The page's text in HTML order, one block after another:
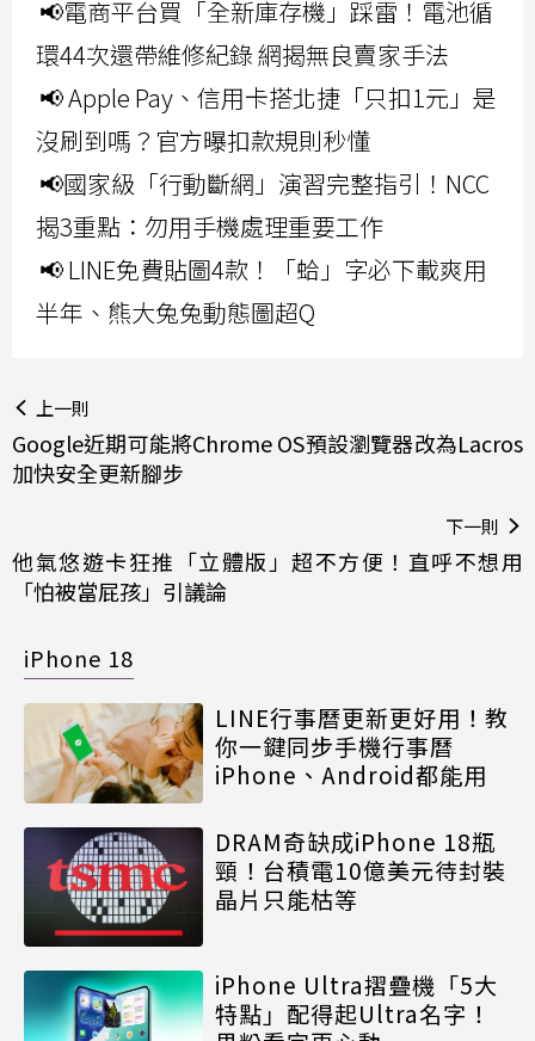
📢電商平台買「全新庫存機」踩雷！電池循
環44次還帶維修紀錄 網揭無良賣家手法
📢 Apple Pay、信用卡搭北捷「只扣1元」是
沒刷到嗎？官方曝扣款規則秒懂
📢國家級「行動斷網」演習完整指引！NCC
揭3重點：勿用手機處理重要工作
📢 LINE免費貼圖4款！「蛤」字必下載爽用
半年、熊大兔兔動態圖超Q
上一則
Google近期可能將Chrome OS預設瀏覽器改為Lacros
加快安全更新腳步
下一則
他氣悠遊卡狂推「立體版」超不方便！直呼不想用
「怕被當屁孩」引議論
iPhone 18
LINE行事曆更新更好用！教
你一鍵同步手機行事曆
iPhone、Android都能用
DRAM奇缺成iPhone 18瓶
頸！台積電10億美元待封裝
晶片只能枯等
iPhone Ultra摺疊機「5大
特點」配得起Ultra名字！